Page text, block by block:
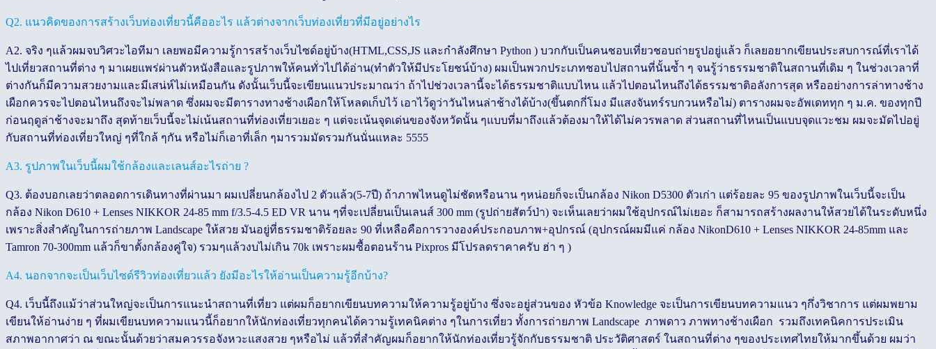
Q2. แนวคิดของการสร้างเว็บท่องเที่ยวนี้คืออะไร แล้วต่างจากเว็บท่องเที่ยวที่มีอยู่อย่างไร
A2. จริง ๆแล้วผมจบวิศวะไอทีมา เลยพอมีความรู้การสร้างเว็บไซด์อยู่บ้าง(HTML,CSS,JS และกำลังศึกษา Python ) บวกกับเป็นคนชอบเที่ยวชอบถ่ายรูปอยู่แล้ว ก็เลยอยากเขียนประสบการณ์ที่เราได้
ไปเที่ยวสถานที่ต่าง ๆ มาเผยแพร่ผ่านตัวหนังสือและรูปภาพให้คนทั่วไปได้อ่าน(ทำตัวให้มีประโยชน์บ้าง) ผมเป็นพวกประเภทชอบไปสถานที่นั้นซ้ำ ๆ จนรู้ว่าธรรมชาติในสถานที่เดิม ๆ ในช่วงเวลาที่
ต่างกันก็มีความสวยงามและมีเสน่ห์ไม่เหมือนกัน ดังนั้นเว็บนี้จะเขียนแนวประมาณว่า ถ้าไปช่วงเวลานี้จะได้ธรรมชาติแบบไหน แล้วไปตอนไหนถึงได้ธรรมชาติอลังการสุด หรืออย่างการล่าทางช้าง
เผือกควรจะไปตอนไหนถึงจะไม่พลาด ซึ่งผมจะมีตารางทางช้างเผือกให้โหลดเก็บไว้ เอาไว้ดูว่าวันไหนล่าช้างได้บ้าง(ขึ้นตกกี่โมง มีแสงจันทร์รบกวนหรือไม่) ตารางผมจะอัพเดททุก ๆ ม.ค. ของทุกปี
ก่อนฤดูล่าช้างจะมาถึง สุดท้ายเว็บนี้จะไม่เน้นสถานที่ท่องเที่ยวเยอะ ๆ แต่จะเน้นจุดเด่นของจังหวัดนั้น ๆแบบที่มาถึงแล้วต้องมาให้ได้ไม่ควรพลาด ส่วนสถานที่ไหนเป็นแบบจุดแวะชม ผมจะมัดไปอยู่
กับสถานที่ท่องเที่ยวใหญ่ ๆที่ใกล้ ๆกัน หรือไม่ก็เอาที่เล็ก ๆมารวมมัดรวมกันนั่นแหละ 5555
A3. รูปภาพในเว็บนี้ผมใช้กล้องและเลนส์อะไรถ่าย ?
Q3. ต้องบอกเลยว่าตลอดการเดินทางที่ผ่านมา ผมเปลี่ยนกล้องไป 2 ตัวแล้ว(5-7ปี) ถ้าภาพไหนดูไม่ชัดหรือนาน ๆหน่อยก็จะเป็นกล้อง Nikon D5300 ตัวเก่า แต่ร้อยละ 95 ของรูปภาพในเว็บนี้จะเป็น
กล้อง Nikon D610 + Lenses NIKKOR 24-85 mm f/3.5-4.5 ED VR นาน ๆที่จะเปลี่ยนเป็นเลนส์ 300 mm (รูปถ่ายสัตว์ป่า) จะเห็นเลยว่าผมใช้อุปกรณ์ไม่เยอะ ก็สามารถสร้างผลงานให้สวยได้ในระดับหนึ่ง
เพราะสิ่งสำคัญในการถ่ายภาพ Landscape ให้สวย มันอยู่ที่ธรรมชาติร้อยละ 90 ที่เหลือคือการวางองค์ประกอบภาพ+อุปกรณ์ (อุปกรณ์ผมมีแค่ กล้อง NikonD610 + Lenses NIKKOR 24-85mm และ
Tamron 70-300mm แล้วก็ขาตั้งกล้องคู่ใจ) รวมๆแล้วงบไม่เกิน 70k เพราะผมซื้อตอนร้าน Pixpros มีโปรลดราคาครับ ฮ่า ๆ )
A4. นอกจากจะเป็นเว็บไซด์รีวิวท่องเที่ยวแล้ว ยังมีอะไรให้อ่านเป็นความรู้อีกบ้าง?
Q4. เว็บนี้ถึงแม้ว่าส่วนใหญ่จะเป็นการแนะนำสถานที่เที่ยว แต่ผมก็อยากเขียนบทความให้ความรู้อยู่บ้าง ซึ่งจะอยู่ส่วนของ หัวข้อ Knowledge จะเป็นการเขียนบทความแนว ๆกึ่งวิชาการ แต่ผมพยาม
เขียนให้อ่านง่าย ๆ ที่ผมเขียนบทความแนวนี้ก็อยากให้นักท่องเที่ยวทุกคนได้ความรู้เทคนิคต่าง ๆในการเที่ยว ทั้งการถ่ายภาพ Landscape ภาพดาว ภาพทางช้างเผือก รวมถึงเทคนิคการประเมิน
สภาพอากาศว่า ณ ขณะนั้นด้วยว่าสมควรรอจังหวะแสงสวย ๆหรือไม่ แล้วที่สำคัญผมก็อยากให้นักท่องเที่ยวรู้จักกับธรรมชาติ ประวัติศาสตร์ ในสถานที่ต่าง ๆของประเทศไทยให้มากขึ้นด้วย ผมว่า